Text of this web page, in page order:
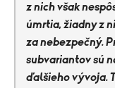
z nich však
úmrtia, žiadny z
za nebezpečný.
subvariantov sú
ďalšieho vývoja.